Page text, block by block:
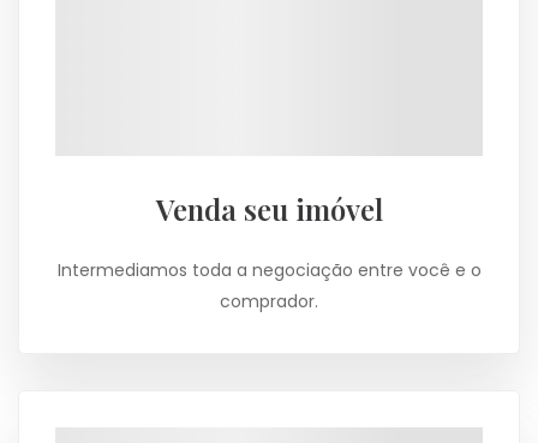
Venda seu imóvel
Intermediamos toda a negociação entre você e o
comprador.